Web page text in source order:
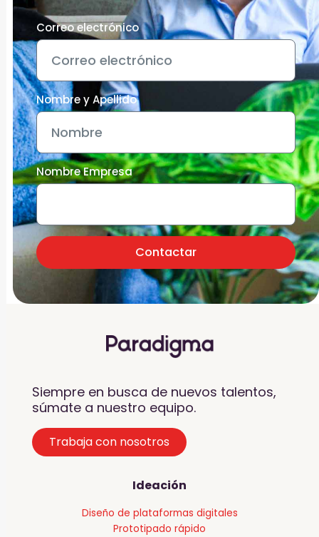
Correo electrónico
Nombre y Apellido
Nombre Empresa
Contactar
Siempre en busca de nuevos talentos,
súmate a nuestro equipo.
Trabaja con nosotros
Ideación
Diseño de plataformas digitales
Prototipado rápido